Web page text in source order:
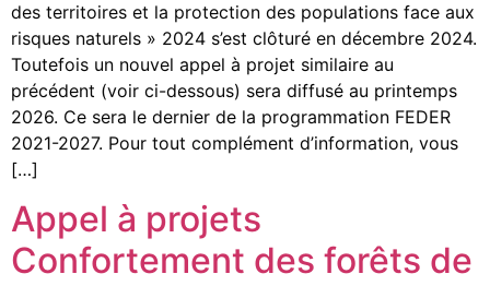
des territoires et la protection des populations face aux
risques naturels » 2024 s’est clôturé en décembre 2024.
Toutefois un nouvel appel à projet similaire au
précédent (voir ci-dessous) sera diffusé au printemps
2026. Ce sera le dernier de la programmation FEDER
2021-2027. Pour tout complément d’information, vous
[…]
Appel à projets
Confortement des forêts de